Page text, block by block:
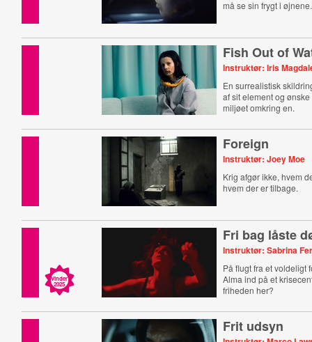
må se sin frygt i øjnene.
Fish Out of
Instruktør: Iris
En surrealistisk
af sit element og
miljøet omkring en.
Foreign
Instruktør: Joey Moe
Krig afgør ikke, hvem
hvem der er tilbage.
Vinder
2025
Fri bag låste
Instruktør: Sabrina
På flugt fra et voldeligt
Alma ind på et
friheden her?
Frit udsyn